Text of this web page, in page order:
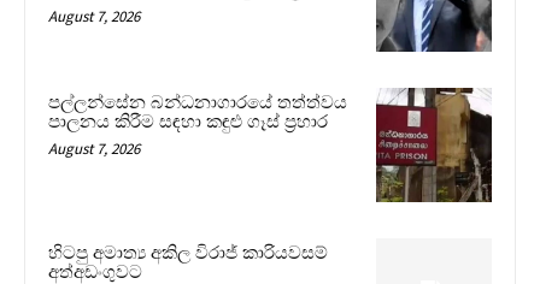
August 7, 2026
පල්ලන්සේන බන්ධනාගාරයේ තත්ත්වය
පාලනය කිරීම සඳහා කඳුළු ගෑස් ප්‍රහාර
August 7, 2026
හිටපු අමාත්‍ය අකිල විරාජ් කාරියවසම්
අත්අඩංගුවට